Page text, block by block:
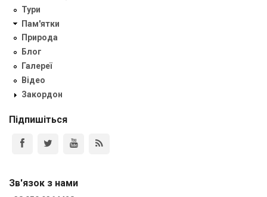
Тури
Пам'ятки
Природа
Блог
Галереї
Відео
Закордон
Підпишіться
Зв'язок з нами